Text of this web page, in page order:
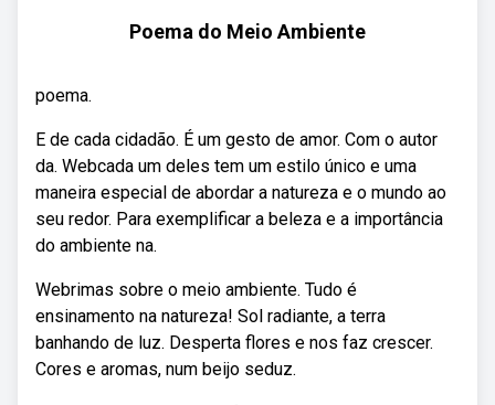
Poema do Meio Ambiente
poema.
E de cada cidadão. É um gesto de amor. Com o autor
da. Webcada um deles tem um estilo único e uma
maneira especial de abordar a natureza e o mundo ao
seu redor. Para exemplificar a beleza e a importância
do ambiente na.
Webrimas sobre o meio ambiente. Tudo é
ensinamento na natureza! Sol radiante, a terra
banhando de luz. Desperta flores e nos faz crescer.
Cores e aromas, num beijo seduz.